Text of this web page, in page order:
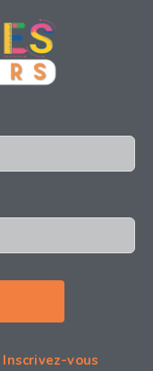
Inscrivez-vous